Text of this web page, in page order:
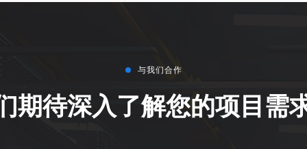
与我们合作
期待深入了解您的项目需